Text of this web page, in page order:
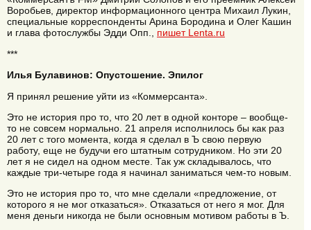
Воробьев, директор информационного центра Михаил Лукин,
специальные корреспонденты Арина Бородина и Олег Кашин
и глава фотослужбы Эдди Опп., пишет Lenta.ru
***
Илья Булавинов: Опустошение. Эпилог
Я принял решение уйти из «Коммерсанта».
Это не история про то, что 20 лет в одной конторе – вообще-
то не совсем нормально. 21 апреля исполнилось бы как раз
20 лет с того момента, когда я сделал в Ъ свою первую
работу, еще не будучи его штатным сотрудником. Но эти 20
лет я не сидел на одном месте. Так уж складывалось, что
каждые три-четыре года я начинал заниматься чем-то новым.
Это не история про то, что мне сделали «предложение, от
которого я не мог отказаться». Отказаться от него я мог. Для
меня деньги никогда не были основным мотивом работы в Ъ.